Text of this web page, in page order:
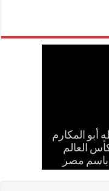
أبو المكارم
العالم
باسم مصر
كامل مطر
المصرية
يحسم
بالتعادل أمام
يخطفان
سلمى عادل
شطورة»
بتخريج الدفعة الـ11 من براعم